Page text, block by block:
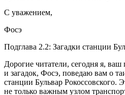
С уважением,
Фосэ
Подглава 2.2: Загадки станции
Дорогие читатели, сегодня я,
и загадок, Фосэ, поведаю вам о
станции Бульвар Рокоссовского.
не только важным узлом